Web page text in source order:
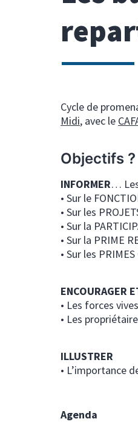
Cycle de
Midi, avec le
Objectifs ?
INFORMER…
• Sur le
• Sur les
• Sur la
• Sur la PRIME
• Sur les
ENCOURAGER
• Les forces
• Les
ILLUSTRER
• L’importance
Agenda